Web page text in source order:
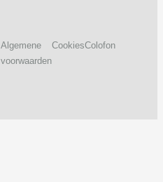
Algemene
voorwaarden
CookiesColofon